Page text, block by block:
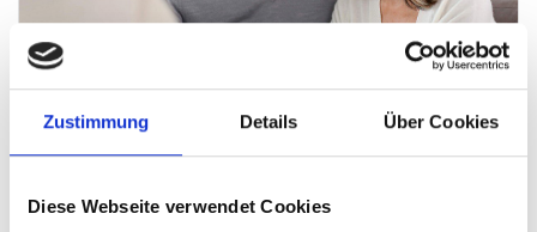
Zustimmung Details Über Cookies
Diese Webseite verwendet Cookies
Makler-Service von A bis Z - individuell
& transparent